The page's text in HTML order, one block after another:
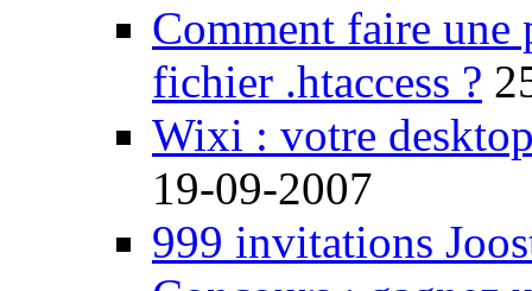
Comment faire une
fichier .htaccess ?
Wixi : votre
19-09-2007
999 invitations